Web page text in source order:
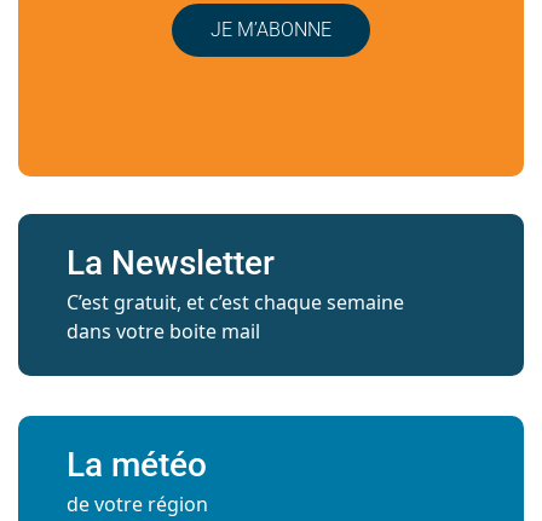
JE M’ABONNE
La Newsletter
C’est gratuit, et c’est chaque semaine
dans votre boite mail
La météo
de votre région